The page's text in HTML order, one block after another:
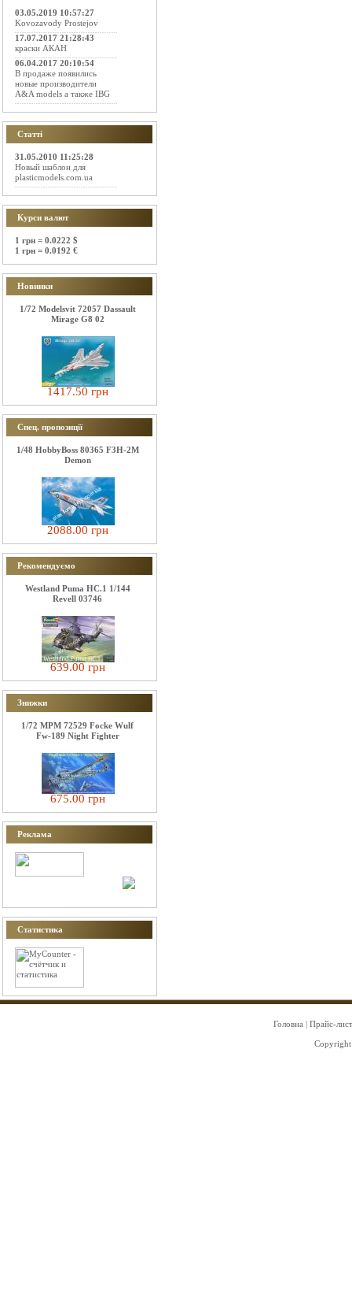
03.05.2019 10:57:27
Kovozavody Prostejov
17.07.2017 21:28:43
краски АКАН
06.04.2017 20:10:54
В продаже появились
новые производители
A&A models а также IBG
Статті
31.05.2010 11:25:28
Новый шаблон для
plasticmodels.com.ua
Курси валют
1 грн = 0.0222 $
1 грн = 0.0192 €
Новинки
1/72 Modelsvit 72057 Dassault
Mirage G8 02
1417.50 грн
Спец. пропозиції
1/48 HobbyBoss 80365 F3H-2M
Demon
2088.00 грн
Рекомендуємо
Westland Puma HC.1 1/144
Revell 03746
639.00 грн
Знижки
1/72 MPM 72529 Focke Wulf
Fw-189 Night Fighter
675.00 грн
Реклама
Статистика
Головна | Прайс-лист